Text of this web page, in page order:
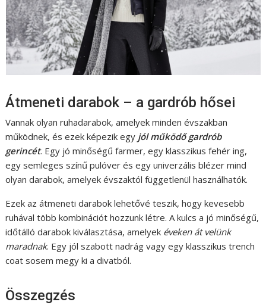
Átmeneti darabok – a gardrób hősei
Vannak olyan ruhadarabok, amelyek minden évszakban
működnek, és ezek képezik egy jól működő gardrób
gerincét. Egy jó minőségű farmer, egy klasszikus fehér ing,
egy semleges színű pulóver és egy univerzális blézer mind
olyan darabok, amelyek évszaktól függetlenül használhatók.
Ezek az átmeneti darabok lehetővé teszik, hogy kevesebb
ruhával több kombinációt hozzunk létre. A kulcs a jó minőségű,
időtálló darabok kiválasztása, amelyek éveken át velünk
maradnak. Egy jól szabott nadrág vagy egy klasszikus trench
coat sosem megy ki a divatból.
Összegzés